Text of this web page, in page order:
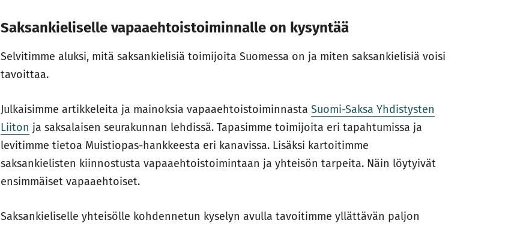
Saksankieliselle vapaaehtoistoiminnalle on kysyntää
Selvitimme aluksi, mitä saksankielisiä toimijoita Suomessa on ja miten saksankielisiä voisi
tavoittaa.
Julkaisimme artikkeleita ja mainoksia vapaaehtoistoiminnasta Suomi-Saksa Yhdistysten
Liiton ja saksalaisen seurakunnan lehdissä. Tapasimme toimijoita eri tapahtumissa ja
levitimme tietoa Muistiopas-hankkeesta eri kanavissa. Lisäksi kartoitimme
saksankielisten kiinnostusta vapaaehtoistoimintaan ja yhteisön tarpeita. Näin löytyivät
ensimmäiset vapaaehtoiset.
Saksankieliselle yhteisölle kohdennetun kyselyn avulla tavoitimme yllättävän paljon